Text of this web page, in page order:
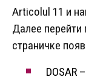
Articolul 11 и
Далее
страничке
DOSAR